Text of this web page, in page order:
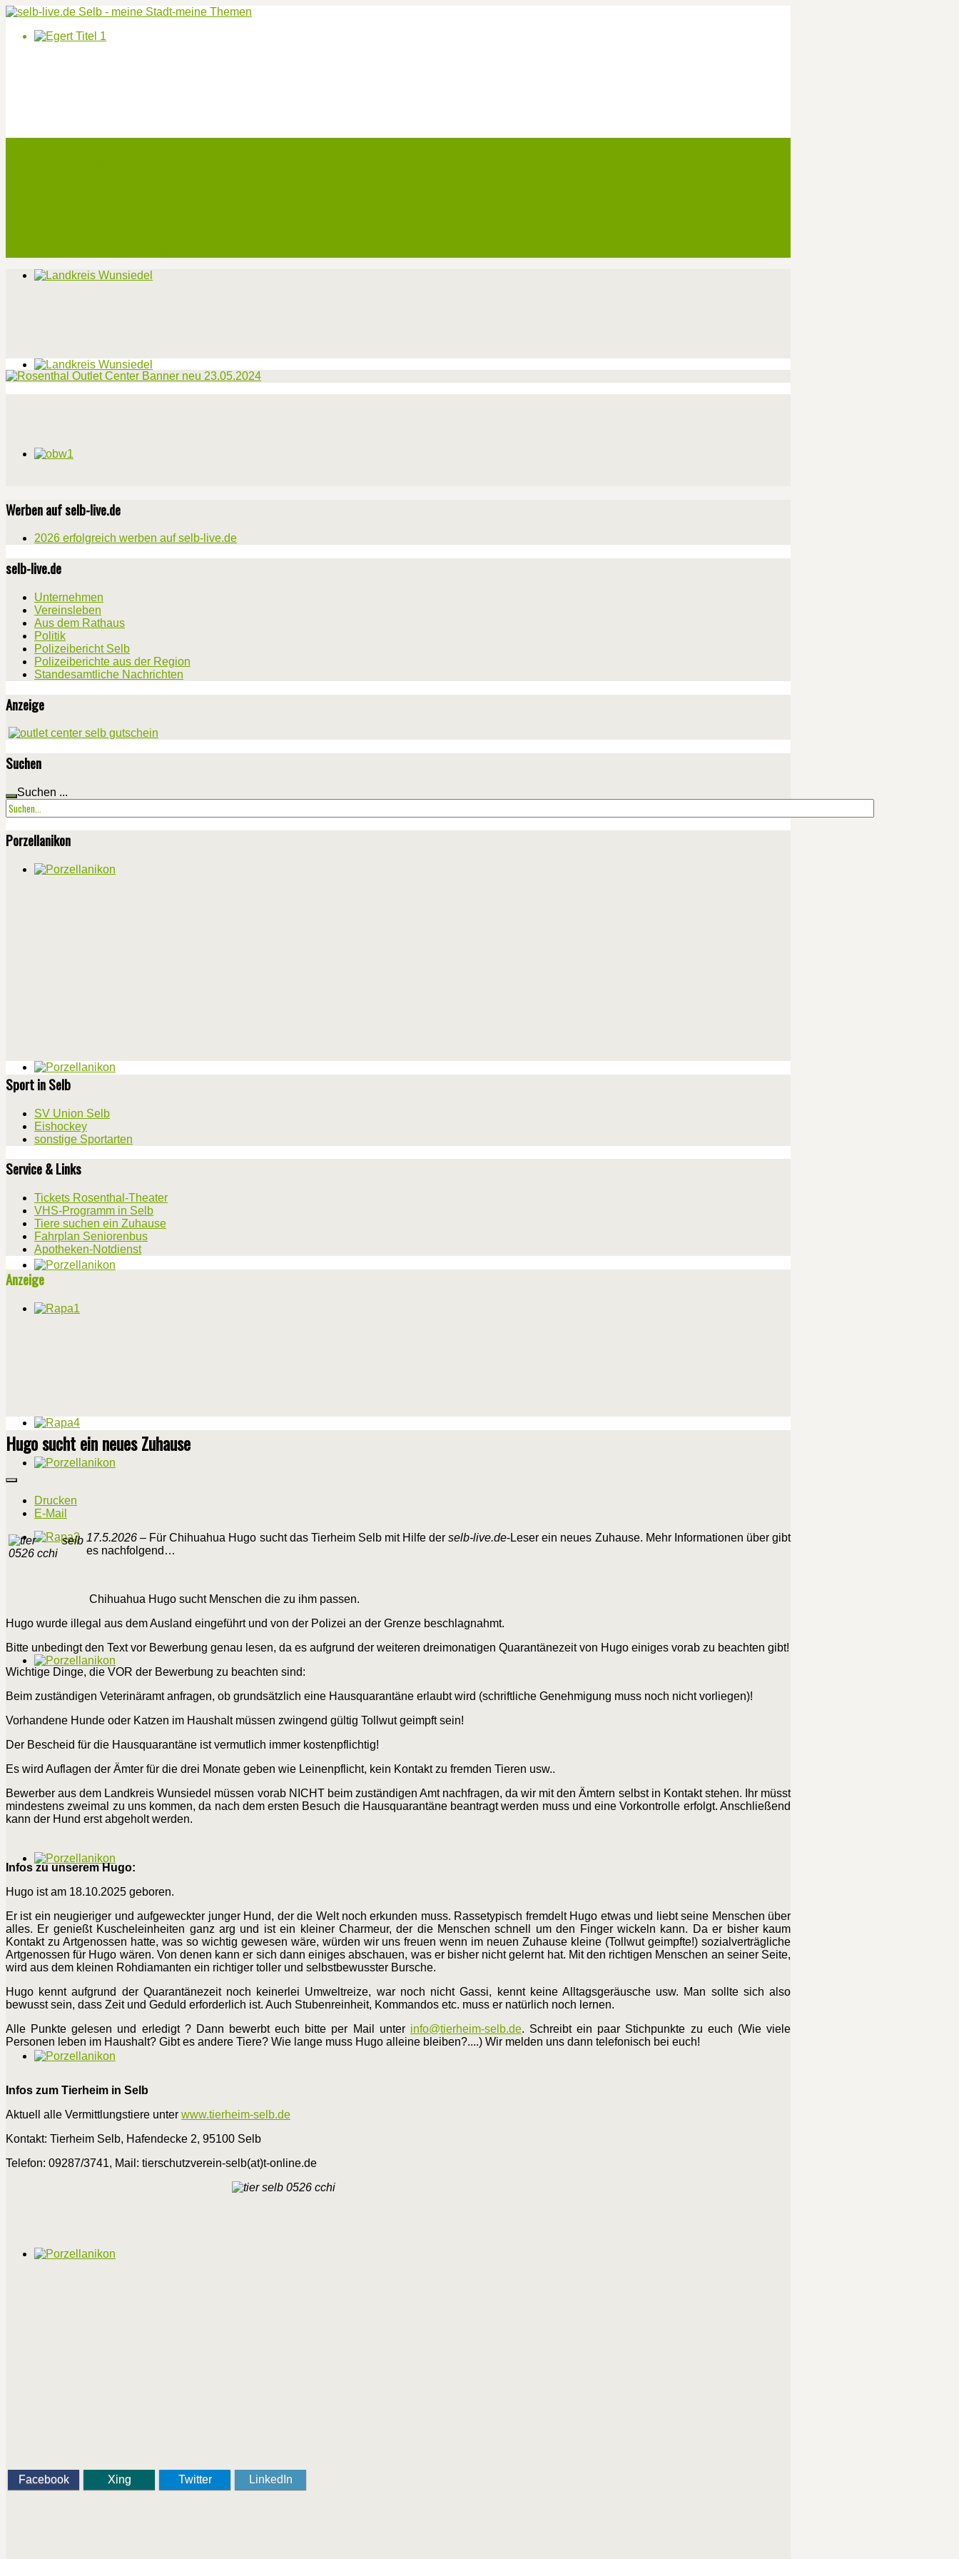
Werben auf selb-live.de
2026 erfolgreich werben auf selb-live.de
selb-live.de
Unternehmen
Vereinsleben
Aus dem Rathaus
Politik
Polizeibericht Selb
Polizeiberichte aus der Region
Standesamtliche Nachrichten
Anzeige
Suchen
Suchen ...
Porzellanikon
Sport in Selb
SV Union Selb
Eishockey
sonstige Sportarten
Service & Links
Tickets Rosenthal-Theater
VHS-Programm in Selb
Tiere suchen ein Zuhause
Fahrplan Seniorenbus
Apotheken-Notdienst
Anzeige
Hugo sucht ein neues Zuhause
Drucken
E-Mail
17.5.2026 – Für Chihuahua Hugo sucht das Tierheim Selb mit Hilfe derselb-live.de-Leser ein neues Zuhause. Mehr Informationen über gibt
es nachfolgend…
Chihuahua Hugo sucht Menschen die zu ihm passen.
Hugo wurde illegal aus dem Ausland eingeführt und von der Polizei an der Grenze beschlagnahmt.
Bitte unbedingt den Text vor Bewerbung genau lesen, da es aufgrund der weiteren dreimonatigen Quarantänezeit von Hugo einiges vorab zu beachten gibt!
Wichtige Dinge, die VOR der Bewerbung zu beachten sind:
Beim zuständigen Veterinäramt anfragen, ob grundsätzlich eine Hausquarantäne erlaubt wird (schriftliche Genehmigung muss noch nicht vorliegen)!
Vorhandene Hunde oder Katzen im Haushalt müssen zwingend gültig Tollwut geimpft sein!
Der Bescheid für die Hausquarantäne ist vermutlich immer kostenpflichtig!
Es wird Auflagen der Ämter für die drei Monate geben wie Leinenpflicht, kein Kontakt zu fremden Tieren usw..
Bewerber aus dem Landkreis Wunsiedel müssen vorab NICHT beim zuständigen Amt nachfragen, da wir mit den Ämtern selbst in Kontakt stehen. Ihr müsst
mindestens zweimal zu uns kommen, da nach dem ersten Besuch die Hausquarantäne beantragt werden muss und eine Vorkontrolle erfolgt. Anschließend
kann der Hund erst abgeholt werden.
Infos zu unserem Hugo:
Hugo ist am 18.10.2025 geboren.
Er ist ein neugieriger und aufgeweckter junger Hund, der die Welt noch erkunden muss. Rassetypisch fremdelt Hugo etwas und liebt seine Menschen über
alles. Er genießt Kuscheleinheiten ganz arg und ist ein kleiner Charmeur, der die Menschen schnell um den Finger wickeln kann. Da er bisher kaum
Kontakt zu Artgenossen hatte, was so wichtig gewesen wäre, würden wir uns freuen wenn im neuen Zuhause kleine (Tollwut geimpfte!) sozialverträgliche
Artgenossen für Hugo wären. Von denen kann er sich dann einiges abschauen, was er bisher nicht gelernt hat. Mit den richtigen Menschen an seiner Seite,
wird aus dem kleinen Rohdiamanten ein richtiger toller und selbstbewusster Bursche.
Hugo kennt aufgrund der Quarantänezeit noch keinerlei Umweltreize, war noch nicht Gassi, kennt keine Alltagsgeräusche usw. Man sollte sich also
bewusst sein, dass Zeit und Geduld erforderlich ist. Auch Stubenreinheit, Kommandos etc. muss er natürlich noch lernen.
Alle Punkte gelesen und erledigt ? Dann bewerbt euch bitte per Mail unter info@tierheim-selb.de. Schreibt ein paar Stichpunkte zu euch (Wie viele
Personen leben im Haushalt? Gibt es andere Tiere? Wie lange muss Hugo alleine bleiben?....) Wir melden uns dann telefonisch bei euch!
Infos zum Tierheim in Selb
Aktuell alle Vermittlungstiere unter www.tierheim-selb.de
Kontakt: Tierheim Selb, Hafendecke 2, 95100 Selb
Telefon: 09287/3741, Mail: tierschutzverein-selb(at)t-online.de
Facebook Xing Twitter LinkedIn